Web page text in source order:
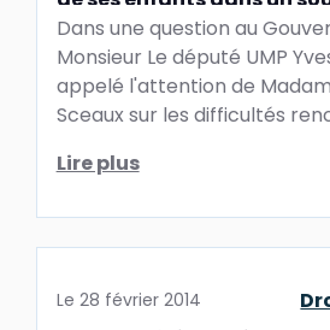
le règlement des
Dans une question au
Monsieur Le député UMP
appelé l'attention de
Sceaux sur les difficultés
Lire plus
Le 28 février 2014